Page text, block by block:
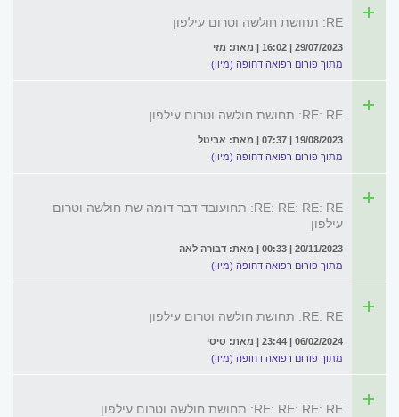
RE: תחושת חולשה וטרום עילפון
29/07/2023 | 16:02 | מאת: מזי
מתוך פורום רפואה דחופה (מיון)
RE: RE: תחושת חולשה וטרום עילפון
19/08/2023 | 07:37 | מאת: אביטל
מתוך פורום רפואה דחופה (מיון)
RE: RE: RE: RE: תחועובד דבר דומה שת חולשה וטרום
עילפון
20/11/2023 | 00:33 | מאת: דבורה לאה
מתוך פורום רפואה דחופה (מיון)
RE: RE: תחושת חולשה וטרום עילפון
06/02/2024 | 23:44 | מאת: סיסי
מתוך פורום רפואה דחופה (מיון)
RE: RE: RE: RE: תחושת חולשה וטרום עילפון